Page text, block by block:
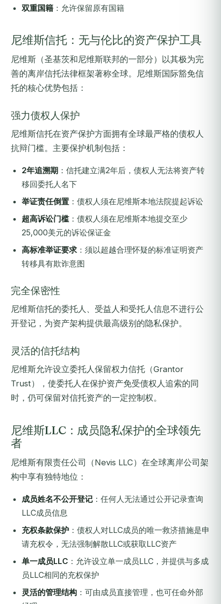
双重国籍 ：允许保留原有国籍
尼维斯信托：无与伦比的资产保护工具
尼维斯（圣基茨和尼维斯联邦的一部分）以其极为完
善的离岸信托法律框架著称全球。尼维斯国际豁免信
托的核心优势包括：
强力债权人保护
尼维斯信托在资产保护方面拥有全球最严格的债权人
抗辩门槛。主要保护机制包括：
2年追溯期 ：信托建立满2年后，债权人无法将资产转
移回委托人名下
举证责任倒置 ：债权人须在尼维斯本地法院提起诉讼
超高诉讼门槛：债权人须在尼维斯本地提交至少
25,000美元的诉讼保证金
高标准举证要求 ：须以超越合理怀疑的标准证明资产
转移具有欺诈意图
完全保密性
尼维斯信托的委托人、受益人和受托人信息不进行公
开登记，为资产架构提供最高级别的隐私保护。
灵活的信托结构
尼维斯允许设立委托人保留权力信托（Grantor
Trust），使委托人在保护资产免受债权人追索的同
时，仍可保留对信托资产的一定控制权。
尼维斯LLC：成员隐私保护的全球领先
者
尼维斯有限责任公司（Nevis LLC）在全球离岸公司架
构中享有独特地位：
成员姓名不公开登记 ：任何人无法通过公开记录查询
LLC成员信息
充权条款保护 ：债权人对LLC成员的唯一救济措施是申
请充权令，无法强制解散LLC或获取LLC资产
单一成员LLC ：允许设立单一成员LLC，并提供与多成
员LLC相同的充权保护
灵活的管理结构 ：可由成员直接管理，也可任命外部